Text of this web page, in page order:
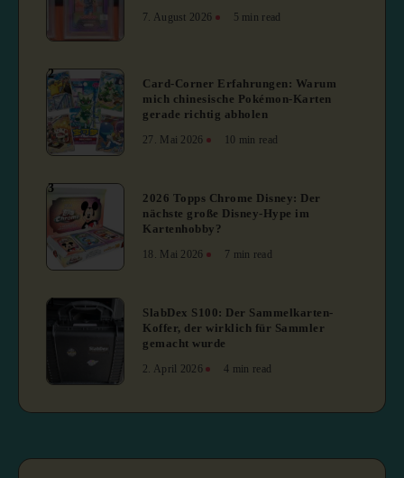
7. August 2026 5 min read
2
Card-Corner Erfahrungen: Warum
mich chinesische Pokémon-Karten
gerade richtig abholen
27. Mai 2026 10 min read
3
2026 Topps Chrome Disney: Der
nächste große Disney-Hype im
Kartenhobby?
18. Mai 2026 7 min read
4
SlabDex S100: Der Sammelkarten-
Koffer, der wirklich für Sammler
gemacht wurde
2. April 2026 4 min read